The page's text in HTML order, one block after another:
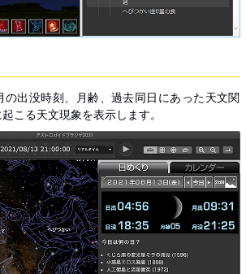
の出没時刻、月齢、過去同日にあった天文関
こる天文現象を表示します。